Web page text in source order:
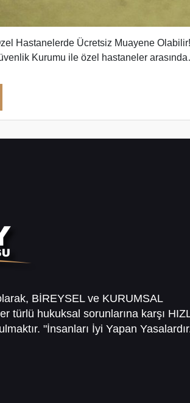
Hastanelerde Ücretsiz Muayene Olabilir!
Kurumu ile özel hastaneler
BİREYSEL ve KURUMSAL
türlü hukuksal sorunlarına karşı
"İnsanları İyi Yapan